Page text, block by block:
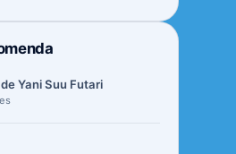
Yani Suu Futari